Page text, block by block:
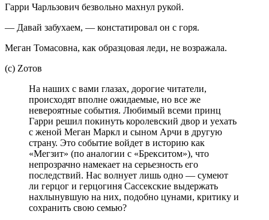
Гарри Чарльзович безвольно махнул рукой.
— Давай забухаем, — констатировал он с горя.
Меган Томасовна, как образцовая леди, не возражала.
(с) Zотов
На наших с вами глазах, дорогие читатели,
происходят вполне ожидаемые, но все же
невероятные события. Любимый всеми принц
Гарри решил покинуть королевский двор и уехать
с женой Меган Маркл и сыном Арчи в другую
страну. Это событие войдет в историю как
«Мегзит» (по аналогии с «Брекситом»), что
непрозрачно намекает на серьезность его
последствий. Нас волнует лишь одно — сумеют
ли герцог и герцогиня Сассекские выдержать
нахлынувшую на них, подобно цунами, критику и
сохранить свою семью?